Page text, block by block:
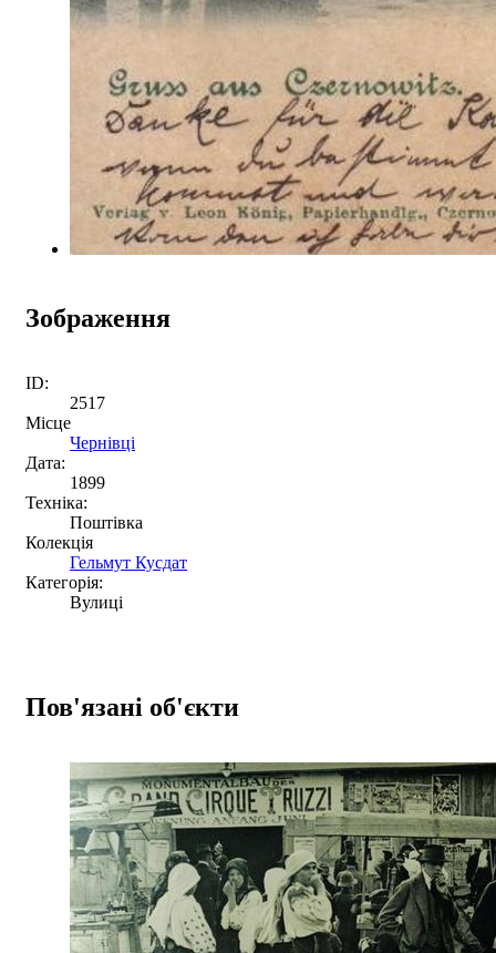
Зображення
ID:
2517
Місце
Чернівці
Дата:
1899
Техніка:
Поштівка
Колекція
Гельмут Кусдат
Категорія:
Вулиці
Пов'язані об'єкти